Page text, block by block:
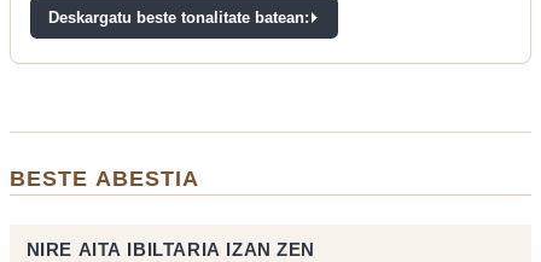
Deskargatu beste tonalitate batean:
BESTE ABESTIA
NIRE AITA IBILTARIA IZAN ZEN